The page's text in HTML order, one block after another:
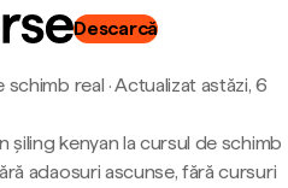
Descarcă
schimb real ·Actualizat astăzi, 6
șiling kenyan la cursul de schimb
adaosuri ascunse, fără cursuri